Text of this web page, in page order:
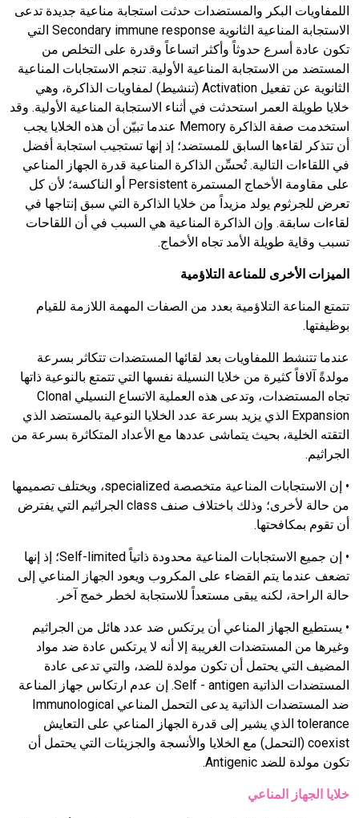
اللمفاويات البكر والمستضدات حدثت استجابة مناعية جديدة تدعى
الاستجابة المناعية الثانوية Secondary immune response التي
تكون عادة أسرع حدوثاً وأكثر اتساعاً وقدرة على التخلص من
المستضد من الاستجابة المناعية الأولية. تنجم الاستجابات المناعية
الثانوية عن تفعيل Activation (تنشيط) لمفاويات الذاكرة، وهي
خلايا طويلة العمر استحدثت في أثناء الاستجابة المناعية الأولية. وقد
استخدمت صفة الذاكرة Memory عندما تبيّن أن هذه الخلايا يجب
أن تتذكر لقاءها السابق للمستضد؛ إذ إنها تستجيب استجابة أفضل
في اللقاءات التالية. تُحسِّن الذاكرة المناعية قدرة الجهاز المناعي
على مقاومة الأخماج المستمرة Persistent أو الناكسة؛ لأن كل
تعرض للجرثوم يولد مزيداً من خلايا الذاكرة التي سبق إنتاجها في
لقاءات سابقة. وإن الذاكرة المناعية هي السبب في أن اللقاحات
تسبب وقاية طويلة الأمد تجاه الأخماج.
الميزات الأخرى للمناعة التلاؤمية
تتمتع المناعة التلاؤمية بعدد من الصفات المهمة اللازمة للقيام
بوظيفتها.
عندما تتنشط اللمفاويات بعد لقائها المستضدات تتكاثر بسرعة
مولدةً آلافاً كثيرة من خلايا النسيلة نفسها التي تتمتع بالنوعية ذاتها
تجاه المستضدات، وتدعى هذه العملية الاتساع النسيلي Clonal
Expansion الذي يزيد بسرعة عدد الخلايا النوعية بالمستضد الذي
التقته الخلية، بحيث يتماشى عددها مع الأعداد المتكاثرة بسرعة من
الجراثيم.
• إن الاستجابات المناعية متخصصة specialized، ويختلف تصميمها
من حالة لأخرى؛ وذلك باختلاف صنف class الجراثيم التي يفترض
أن تقوم بمكافحتها.
• إن جميع الاستجابات المناعية محدودة ذاتياً Self-limited؛ إذ إنها
تضعف عندما يتم القضاء على المكروب ويعود الجهاز المناعي إلى
حالة الراحة، لكنه يبقى مستعداً للاستجابة لخطر خمج آخر.
• يستطيع الجهاز المناعي أن يرتكس ضد عدد هائل من الجراثيم
وغيرها من المستضدات الغريبة إلا أنه لا يرتكس عادة ضد مواد
المضيف التي يحتمل أن تكون مولدة للضد، والتي تدعى عادة
المستضدات الذاتية Self - antigen. إن عدم ارتكاس جهاز المناعة
ضد المستضدات الذاتية يدعى التحمل المناعي Immunological
tolerance الذي يشير إلى قدرة الجهاز المناعي على التعايش
coexist (التحمل) مع الخلايا والأنسجة والجزيئات التي يحتمل أن
تكون مولدة للضد Antigenic.
خلايا الجهاز المناعي